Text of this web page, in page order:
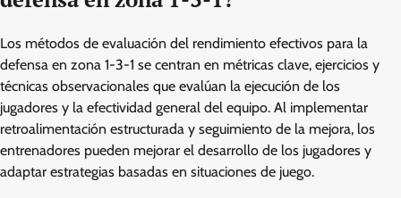
Los métodos de evaluación del rendimiento efectivos para la
defensa en zona 1-3-1 se centran en métricas clave, ejercicios y
técnicas observacionales que evalúan la ejecución de los
jugadores y la efectividad general del equipo. Al implementar
retroalimentación estructurada y seguimiento de la mejora, los
entrenadores pueden mejorar el desarrollo de los jugadores y
adaptar estrategias basadas en situaciones de juego.